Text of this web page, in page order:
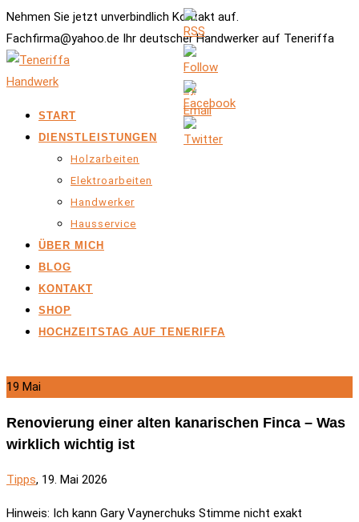
Nehmen Sie jetzt unverbindlich Kontakt auf.
Fachfirma@yahoo.de Ihr deutscher Handwerker auf Teneriffa
START
DIENSTLEISTUNGEN
Holzarbeiten
Elektroarbeiten
Handwerker
Hausservice
ÜBER MICH
BLOG
KONTAKT
SHOP
HOCHZEITSTAG AUF TENERIFFA
19 Mai
Renovierung einer alten kanarischen Finca – Was
wirklich wichtig ist
Tipps, 19. Mai 2026
Hinweis: Ich kann Gary Vaynerchuks Stimme nicht exakt